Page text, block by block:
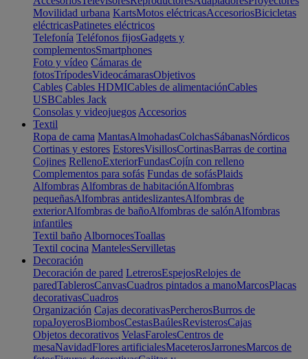
Movilidad urbana KartsMotos eléctricasAccesoriosBicicletas
eléctricasPatinetes eléctricos
Telefonía Teléfonos fijosGadgets y
complementosSmartphones
Foto y vídeo Cámaras de
fotosTrípodesVideocámarasObjetivos
Cables Cables HDMICables de alimentaciónCables
USBCables Jack
Consolas y videojuegos Accesorios
Textil
Ropa de cama MantasAlmohadasColchasSábanasNórdicos
Cortinas y estores EstoresVisillosCortinasBarras de cortina
Cojines RellenoExteriorFundasCojín con relleno
Complementos para sofás Fundas de sofásPlaids
Alfombras Alfombras de habitaciónAlfombras
pequeñasAlfombras antideslizantesAlfombras de
exteriorAlfombras de bañoAlfombras de salónAlfombras
infantiles
Textil baño AlbornocesToallas
Textil cocina MantelesServilletas
Decoración
Decoración de pared LetrerosEspejosRelojes de
paredTablerosCanvasCuadros pintados a manoMarcosPlacas
decorativasCuadros
Organización Cajas decorativasPercherosBurros de
ropaJoyerosBiombosCestasBaúlesRevisterosCajas
Objetos decorativos VelasFarolesCentros de
mesaNavidadFlores artificialesMaceterosJarronesMarcos de